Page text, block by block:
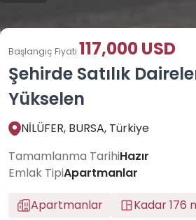
Şehirde Satılık
Yükselen
Başlangıç Fiyatı 117,000 USD
NİLÜFER, BURSA, Türkiye
Tamamlanma TarihiHazır
Emlak TipiApartmanlar
Apartmanlar
Kadar 176